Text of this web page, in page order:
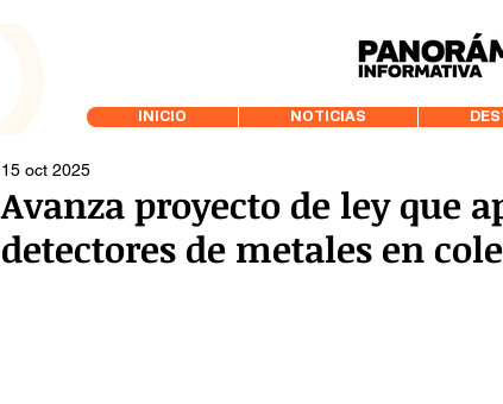
INICIO NOTICIAS
Avanza proyecto de ley que
detectores de metales en
15 oct 2025